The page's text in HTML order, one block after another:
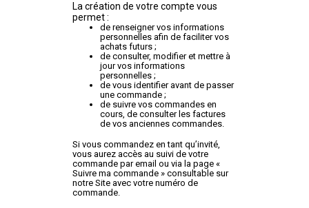
La création de votre compte vous
permet :
de renseigner vos informations
personnelles afin de faciliter vos
achats futurs ;
de consulter, modifier et mettre à
jour vos informations
personnelles ;
de vous identifier avant de passer
une commande ;
de suivre vos commandes en
cours, de consulter les factures
de vos anciennes commandes.
Si vous commandez en tant qu’invité,
vous aurez accès au suivi de votre
commande par email ou via la page «
Suivre ma commande » consultable sur
notre Site avec votre numéro de
commande.